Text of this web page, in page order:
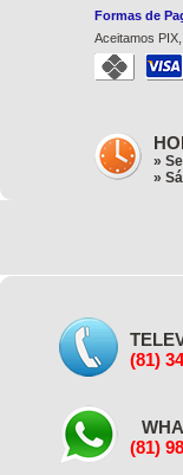
Formas de
Aceitamos
»
»
(81)
(81)